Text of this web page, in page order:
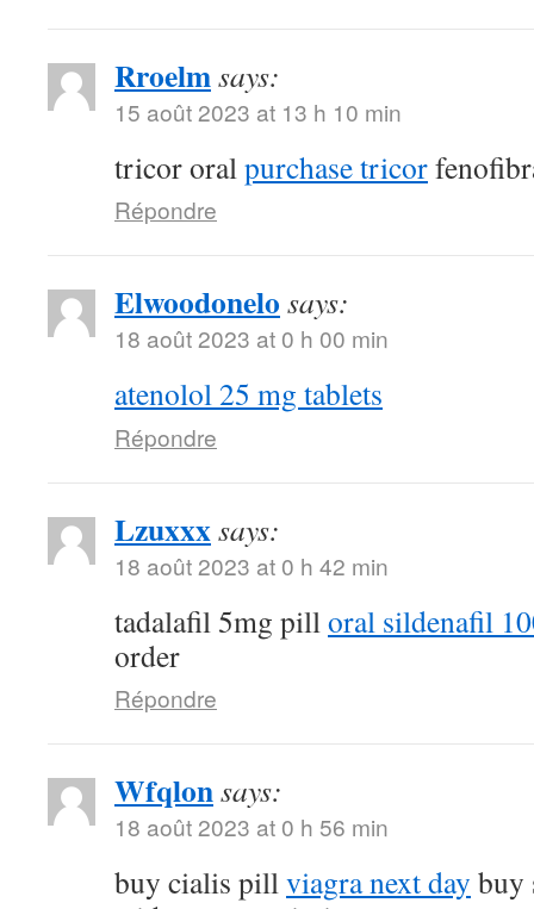
Rroelmsays:
15 août 2023 at 13 h 10 min
tricor oralpurchase tricor
Répondre
Elwoodonelo says:
18 août 2023 at 0 h 00 min
atenolol 25 mg tablets
Répondre
Lzuxxxsays:
18 août 2023 at 0 h 42 min
tadalafil 5mg pilloral sildenafil
order
Répondre
Wfqlonsays:
18 août 2023 at 0 h 56 min
buy cialis pillviagra next day buy